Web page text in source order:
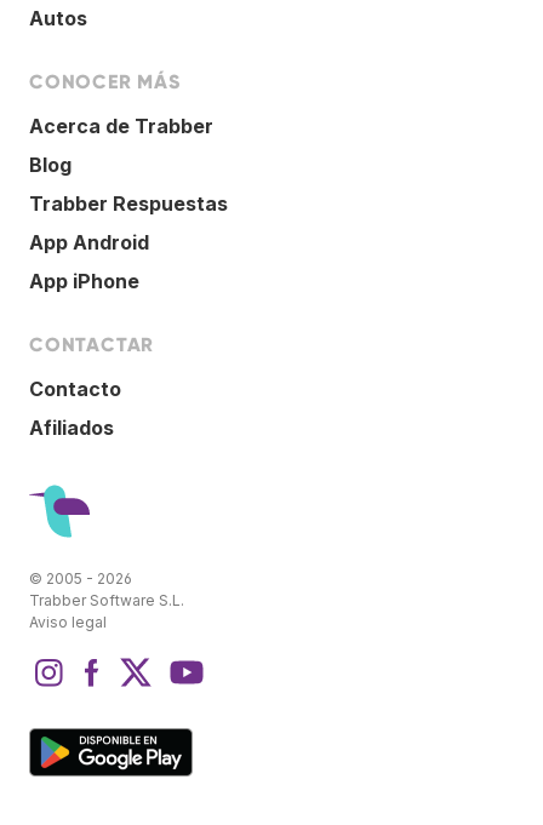
Autos
CONOCER MÁS
Acerca de Trabber
Blog
Trabber Respuestas
App Android
App iPhone
CONTACTAR
Contacto
Afiliados
© 2005 - 2026
Trabber Software S.L.
Aviso legal